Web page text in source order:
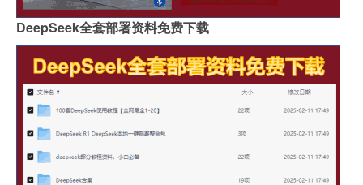
DeepSeek全套部署资料免费下载